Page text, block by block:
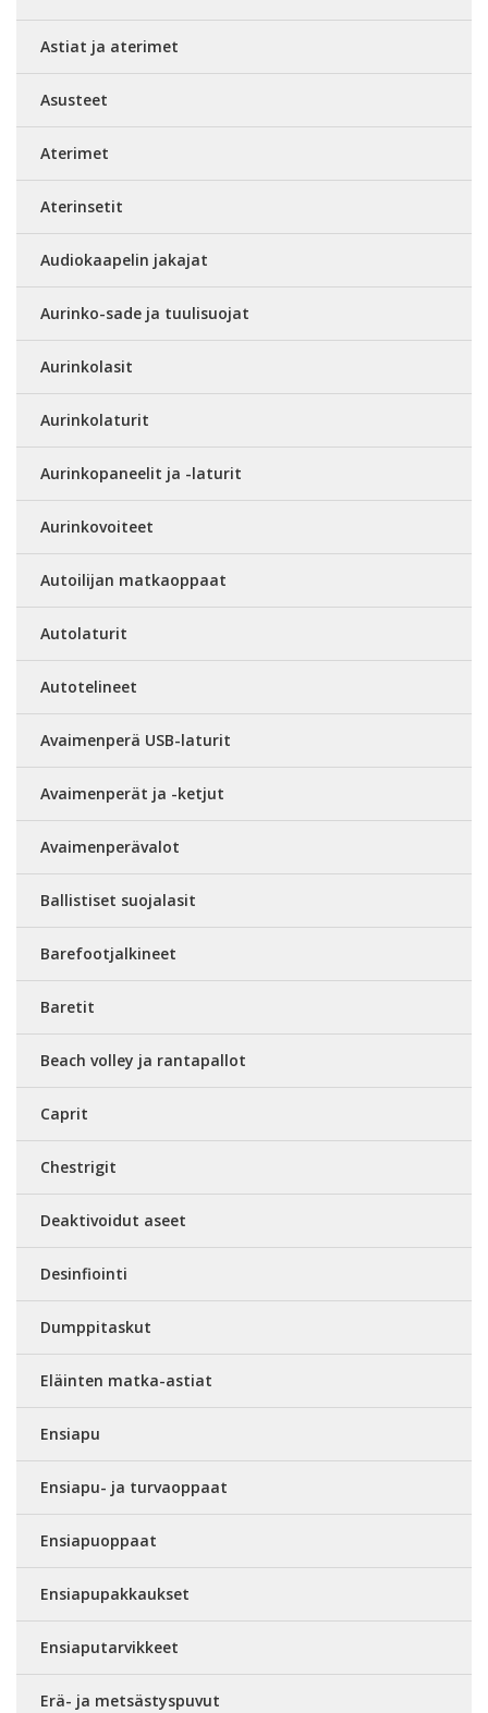
Astiat ja aterimet
Asusteet
Aterimet
Aterinsetit
Audiokaapelin jakajat
Aurinko-sade ja tuulisuojat
Aurinkolasit
Aurinkolaturit
Aurinkopaneelit ja -laturit
Aurinkovoiteet
Autoilijan matkaoppaat
Autolaturit
Autotelineet
Avaimenperä USB-laturit
Avaimenperät ja -ketjut
Avaimenperävalot
Ballistiset suojalasit
Barefootjalkineet
Baretit
Beach volley ja rantapallot
Caprit
Chestrigit
Deaktivoidut aseet
Desinfiointi
Dumppitaskut
Eläinten matka-astiat
Ensiapu
Ensiapu- ja turvaoppaat
Ensiapuoppaat
Ensiapupakkaukset
Ensiaputarvikkeet
Erä- ja metsästyspuvut